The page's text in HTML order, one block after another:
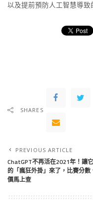
以及提前預防人工智慧導致
SHARES
PREVIOUS ARTICLE
ChatGPT不再活在2021年！讓
的「瘋狂外掛」來了，比賽分數
價馬上查